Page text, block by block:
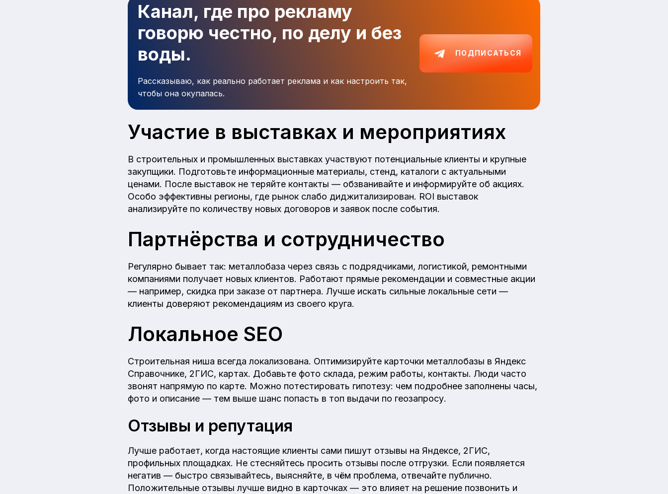
Канал, где про рекламу
говорю честно, по делу и без
воды.
Рассказываю, как реально работает реклама и как настроить так,
чтобы она окупалась.
ПОДПИСАТЬСЯ
Участие в выставках и мероприятиях
В строительных и промышленных выставках участвуют потенциальные клиенты и крупные
закупщики. Подготовьте информационные материалы, стенд, каталоги с актуальными
ценами. После выставок не теряйте контакты — обзванивайте и информируйте об акциях.
Особо эффективны регионы, где рынок слабо диджитализирован. ROI выставок
анализируйте по количеству новых договоров и заявок после события.
Партнёрства и сотрудничество
Регулярно бывает так: металлобаза через связь с подрядчиками, логистикой, ремонтными
компаниями получает новых клиентов. Работают прямые рекомендации и совместные акции
— например, скидка при заказе от партнера. Лучше искать сильные локальные сети —
клиенты доверяют рекомендациям из своего круга.
Локальное SEO
Строительная ниша всегда локализована. Оптимизируйте карточки металлобазы в Яндекс
Справочнике, 2ГИС, картах. Добавьте фото склада, режим работы, контакты. Люди часто
звонят напрямую по карте. Можно потестировать гипотезу: чем подробнее заполнены часы,
фото и описание — тем выше шанс попасть в топ выдачи по геозапросу.
Отзывы и репутация
Лучше работает, когда настоящие клиенты сами пишут отзывы на Яндексе, 2ГИС,
профильных площадках. Не стесняйтесь просить отзывы после отгрузки. Если появляется
негатив — быстро связывайтесь, выясняйте, в чём проблема, отвечайте публично.
Положительные отзывы лучше видно в карточках — это влияет на решение позвонить и